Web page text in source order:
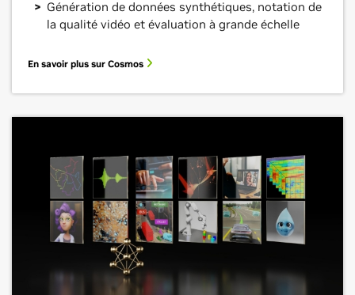
Génération de données synthétiques, notation de
la qualité vidéo et évaluation à grande échelle
En savoir plus sur Cosmos